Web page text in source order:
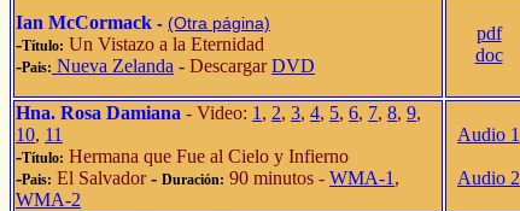
Ian McCormack - (Otra página)
-Título: Un Vistazo a la Eternidad
-Pais: Nueva Zelanda - DescargarDVD
pdf
doc
Hna. Rosa Damiana - Video: 1 , 2, 3, 4, 5, 6, 7, 8, 9,
10, 11
-Título: Hermana que Fue al Cielo y Infierno
-Pais: El Salvador- Duración: 90 minutos - WMA-1 ,
WMA-2
Audio 1
Audio 2